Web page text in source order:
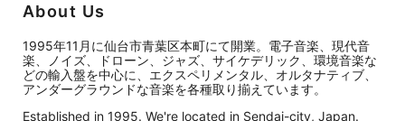
About Us
1995年11月に仙台市青葉区本町にて開業。電子音楽、現代音
楽、ノイズ、ドローン、ジャズ、サイケデリック、環境音楽な
どの輸入盤を中心に、エクスペリメンタル、オルタナティブ、
アンダーグラウンドな音楽を各種取り揃えています。
Established in 1995. We're located in Sendai-city, Japan.